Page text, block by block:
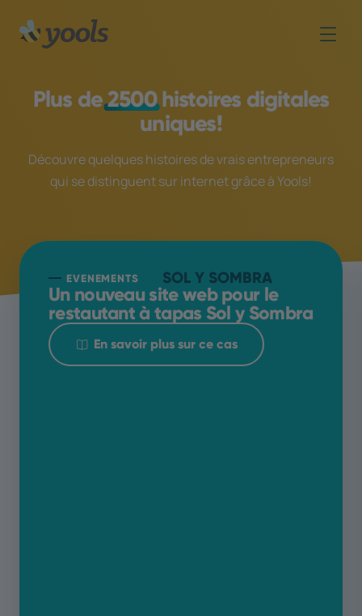
Plus de2500histoires digitales
uniques!
Découvre quelques histoires de vrais entrepreneurs
qui se distinguent sur internet grâce à Yools!
EVENEMENTS SOL Y SOMBRA
Un nouveau site web pour le
restautant à tapas Sol y Sombra
En savoir plus sur ce cas